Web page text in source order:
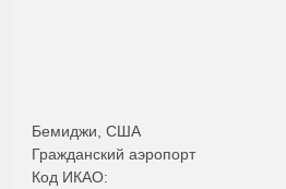
Бемиджи, США
Гражданский аэропорт
Код ИКАО: